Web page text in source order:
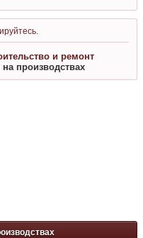
и ремонт
производствах